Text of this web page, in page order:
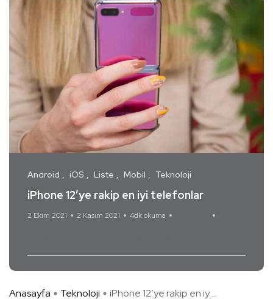
Android iOS Liste Mobil Teknoloji
iPhone 12’ye rakip en iyi telefonlar
2 Ekim 2021 2 Kasım 2021 4dk okuma
Anasayfa Teknoloji iPhone 12’ye rakip en iy ...